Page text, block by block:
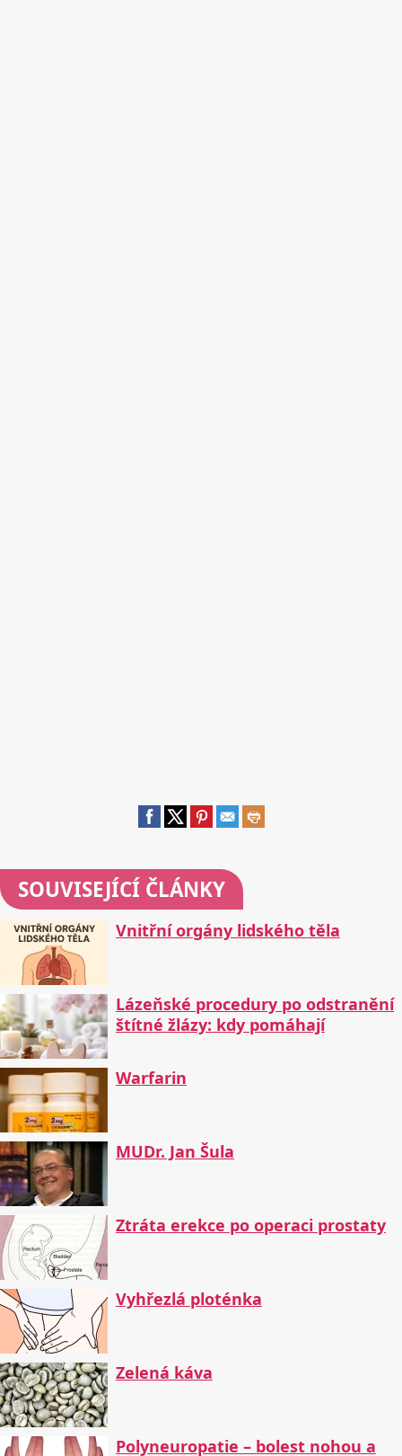
SOUVISEJÍCÍ ČLÁNKY
Vnitřní orgány lidského těla
Lázeňské procedury po odstranění
štítné žlázy: kdy pomáhají
Warfarin
MUDr. Jan Šula
Ztráta erekce po operaci prostaty
Vyhřezlá ploténka
Zelená káva
Polyneuropatie – bolest nohou a